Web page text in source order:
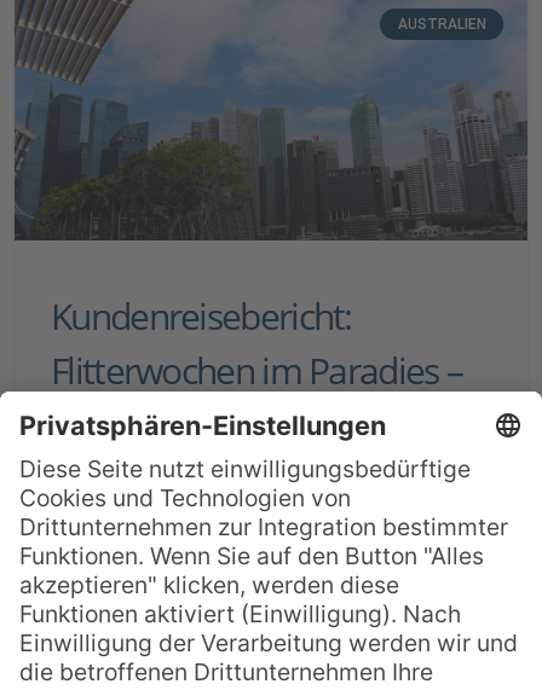
AUSTRALIEN
Kundenreisebericht:
Flitterwochen im Paradies –
Singapur, Moorea, Bora Bora
& Sydney September 2017
Als wir mit der Planung unserer
Hochzeitsreise begannen, war bereits klar,
dass es nach Französisch-Polynesien
gehen soll. Zudem wollten wir aufgrund
der langen Anreise noch zwei